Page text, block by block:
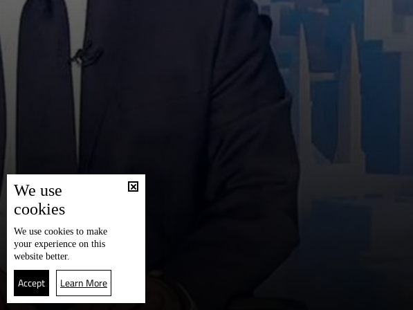
We use
cookies
We use cookies to make
your experience on this
website better.
Accept Learn More